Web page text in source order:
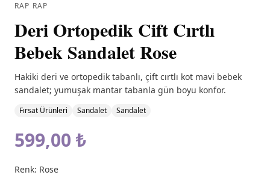
RAP RAP
Deri Ortopedik Cift Cırtlı
Bebek Sandalet Rose
Hakiki deri ve ortopedik tabanlı, çift cırtlı kot mavi bebek
sandalet; yumuşak mantar tabanla gün boyu konfor.
Fırsat Ürünleri Sandalet Sandalet
599,00 ₺
Renk: Rose